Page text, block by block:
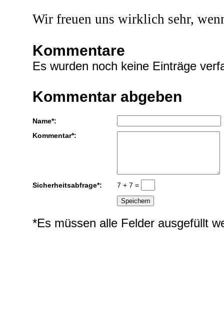
Wir freuen uns wirklich sehr,
Kommentare
Es wurden noch keine Einträge
Kommentar abgeben
Name*:
Kommentar*:
Sicherheitsabfrage*: 7 + 7 =
*Es müssen alle Felder ausgefüllt